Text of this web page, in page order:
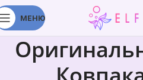
МЕНЮ